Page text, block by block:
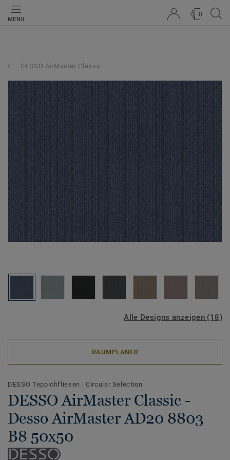
MENU
0
DESSO AirMaster Classic
Alle Designs anzeigen (18)
RAUMPLANER
DESSO Teppichfliesen | Circular Selection
DESSO AirMaster Classic -
Desso AirMaster AD20 8803
B8 50x50